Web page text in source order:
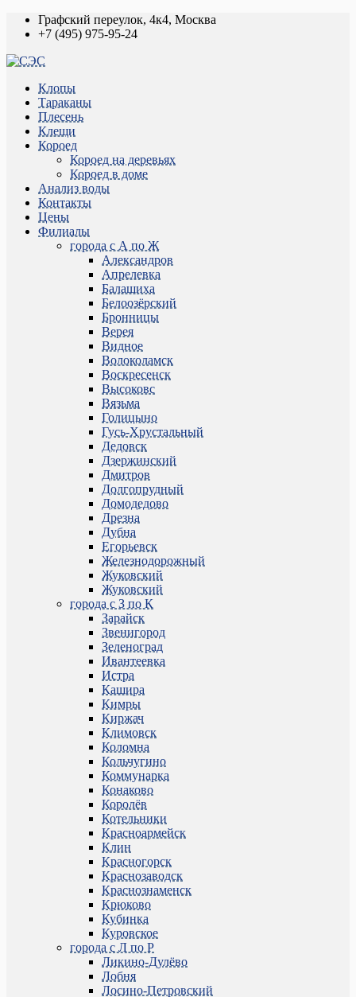
Графский переулок, 4к4, Москва
+7 (495) 975-95-24
Клопы
Тараканы
Плесень
Клещи
Короед
Короед на деревьях
Короед в доме
Анализ воды
Контакты
Цены
Филиалы
города с А по Ж
Александров
Апрелевка
Балашиха
Белоозёрский
Бронницы
Верея
Видное
Волоколамск
Воскресенск
Высоковс
Вязьма
Голицыно
Гусь-Хрустальный
Дедовск
Дзержинский
Дмитров
Долгопрудный
Домодедово
Дрезна
Дубна
Егорьевск
Железнодорожный
Жуковский
Жуковский
города с З по К
Зарайск
Звенигород
Зеленоград
Ивантеевка
Истра
Кашира
Кимры
Киржач
Климовск
Коломна
Кольчугино
Коммунарка
Конаково
Королёв
Котельники
Красноармейск
Клин
Красногорск
Краснозаводск
Краснознаменск
Крюково
Кубинка
Куровское
города с Л по Р
Ликино-Дулёво
Лобня
Лосино-Петровский